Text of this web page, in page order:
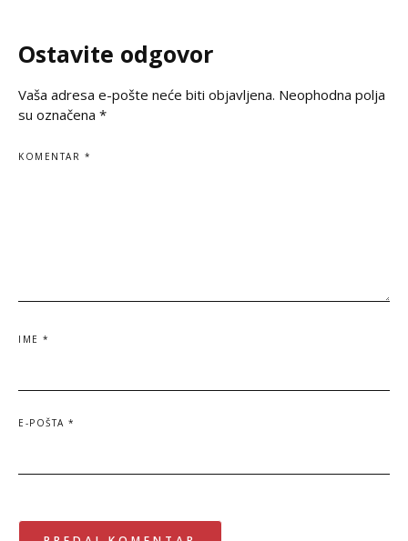
vršnjačko i partnerovo nasilje i
Ostavite odgovor
Vaša adresa e-pošte neće biti objavljena. Neophodna polja
su označena *
KOMENTAR *
IME *
E-POŠTA *